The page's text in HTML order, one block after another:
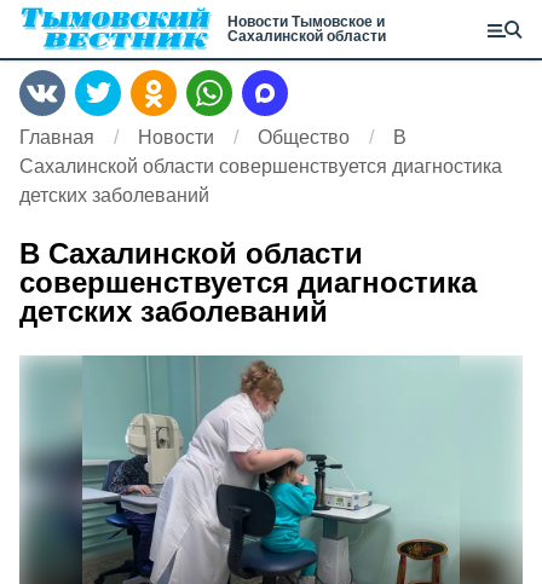
Новости Тымовское и
Сахалинской области
Главная Новости Общество
В
Сахалинской области совершенствуется диагностика
детских заболеваний
В Сахалинской области
совершенствуется диагностика
детских заболеваний